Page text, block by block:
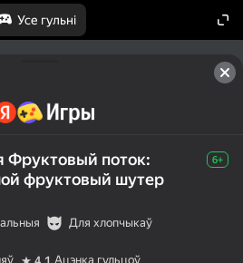
Усе гульні
Фруктовый поток:
фруктовый шутер
6+
Для хлопчыкаў
4,1 Ацэнка гульцоў